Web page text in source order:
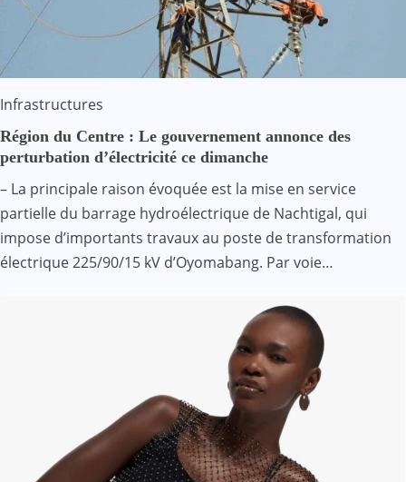
Infrastructures
Région du Centre : Le gouvernement annonce des
perturbation d’électricité ce dimanche
– La principale raison évoquée est la mise en service
partielle du barrage hydroélectrique de Nachtigal, qui
impose d’importants travaux au poste de transformation
électrique 225/90/15 kV d’Oyomabang. Par voie…